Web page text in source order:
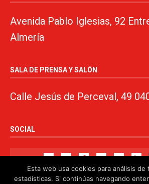
Avenida Pablo Iglesias, 92
Almería
SALA DE PRENSA Y SALÓN
Calle Jesús de Perceval, 49
SOCIAL
Esta web usa cookies para análisis de
estadísticas. Si continúas navegando